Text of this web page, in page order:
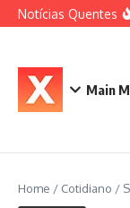
Ir para o conteúdo
Notícias Quentes
Main
Home / Cotidiano /